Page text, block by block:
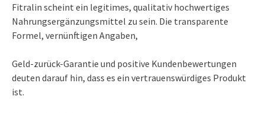
Fitralin scheint ein legitimes, qualitativ hochwertiges
Nahrungsergänzungsmittel zu sein. Die transparente
Formel, vernünftigen Angaben,
Geld-zurück-Garantie und positive Kundenbewertungen
deuten darauf hin, dass es ein vertrauenswürdiges Produkt
ist.